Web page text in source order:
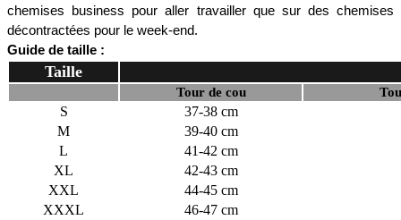
chemises business pour aller travailler que sur des chemises
décontractées pour le week-end.
Guide de taille :
Taille
Tour de cou
S
37-38 cm
M
39-40 cm
L
41-42 cm
XL
42-43 cm
XXL
44-45 cm
XXXL
46-47 cm